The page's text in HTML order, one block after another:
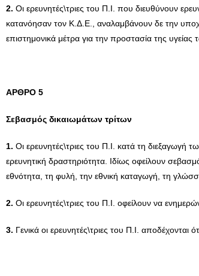
2. Οι ερευνητές\τριες του Π.Ι. που διευθύνουν
κατανόησαν τον Κ.Δ.Ε., αναλαμβάνουν δε την
επιστημονικά μέτρα για την προστασία της
AΡΘΡΟ 5
Σεβασμός δικαιωμάτων τρίτων
1. Οι ερευνητές\τριες του Π.Ι. κατά τη διεξαγωγή
ερευνητική δραστηριότητα. Ιδίως οφείλουν
εθνότητα, τη φυλή, την εθνική καταγωγή, τη
2. Οι ερευνητές\τριες του Π.Ι. οφείλουν να
3. Γενικά οι ερευνητές\τριες του Π.Ι.